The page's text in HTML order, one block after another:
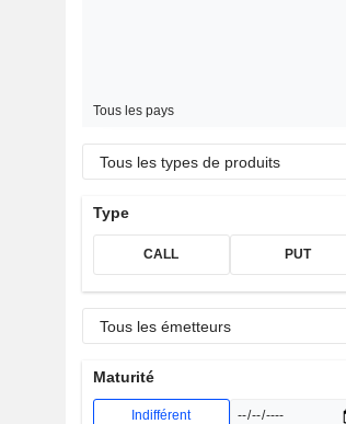
Tous les pays
Tous les types de produits
Type
CALL PUT
Tous les émetteurs
Maturité
Indifférent